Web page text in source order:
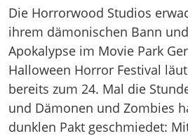
Die Horrorwood Studios
ihrem dämonischen Bann
Apokalypse im Movie Park
Halloween Horror Festival
bereits zum 24. Mal die
und Dämonen und Zombies
dunklen Pakt geschmiedet: